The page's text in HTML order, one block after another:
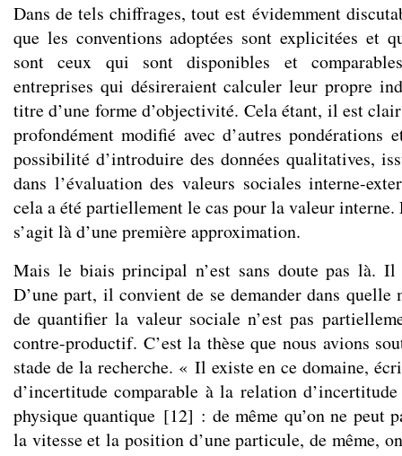
Dans de tels chiffrages, tout est évidemment
que les conventions adoptées sont explicitées et
sont ceux qui sont disponibles et
entreprises qui désireraient calculer leur propre
titre d’une forme d’objectivité. Cela étant, il est
profondément modifié avec d’autres pondérations
possibilité d’introduire des données qualitatives,
dans l’évaluation des valeurs sociales interne-
cela a été partiellement le cas pour la valeur
s’agit là d’une première approximation.
Mais le biais principal n’est sans doute pas là.
D’une part, il convient de se demander dans quelle
de quantifier la valeur sociale n’est pas
contre-productif. C’est la thèse que nous avions
stade de la recherche. « Il existe en ce domaine,
d’incertitude comparable à la relation
physique quantique [12] : de même qu’on ne peut
la vitesse et la position d’une particule, de même,